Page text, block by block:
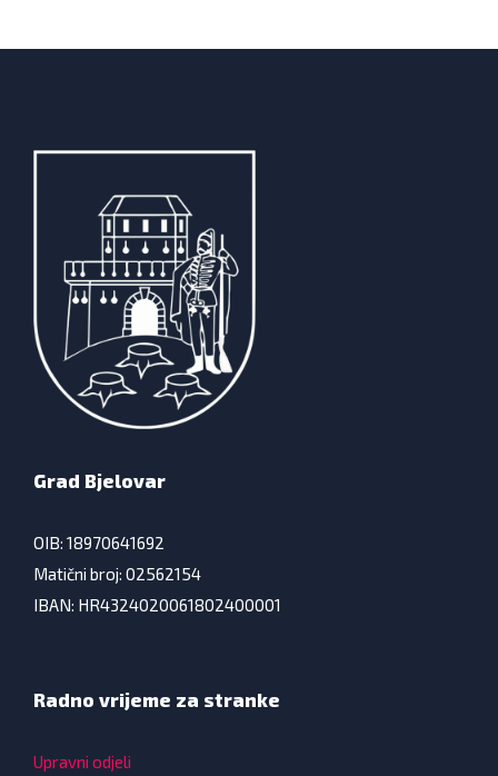
Grad Bjelovar
OIB: 18970641692
Matični broj: 02562154
IBAN: HR4324020061802400001
Radno vrijeme za stranke
Upravni odjeli